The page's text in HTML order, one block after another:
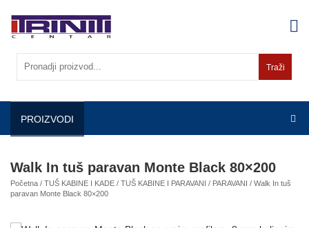
content
Traži
PROIZVODI
Walk In tuš paravan Monte Black 80×200
Početna / TUŠ KABINE I KADE / TUŠ KABINE I PARAVANI / PARAVANI
/ Walk In tuš
paravan Monte Black 80×200